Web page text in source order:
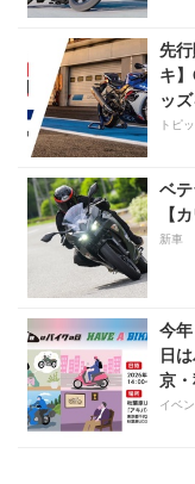
先
キ
ッ
トピ
ベ
【
新車
今
日
京・
イベ